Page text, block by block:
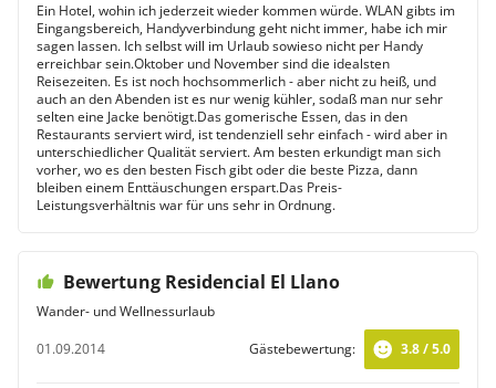
Ein Hotel, wohin ich jederzeit wieder kommen würde. WLAN gibts im
Eingangsbereich, Handyverbindung geht nicht immer, habe ich mir
sagen lassen. Ich selbst will im Urlaub sowieso nicht per Handy
erreichbar sein.Oktober und November sind die idealsten
Reisezeiten. Es ist noch hochsommerlich - aber nicht zu heiß, und
auch an den Abenden ist es nur wenig kühler, sodaß man nur sehr
selten eine Jacke benötigt.Das gomerische Essen, das in den
Restaurants serviert wird, ist tendenziell sehr einfach - wird aber in
unterschiedlicher Qualität serviert. Am besten erkundigt man sich
vorher, wo es den besten Fisch gibt oder die beste Pizza, dann
bleiben einem Enttäuschungen erspart.Das Preis-
Leistungsverhältnis war für uns sehr in Ordnung.
Bewertung Residencial El Llano
Wander- und Wellnessurlaub
01.09.2014
Gästebewertung: 3.8 / 5.0